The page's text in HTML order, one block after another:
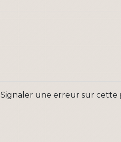
Signaler une erreur sur cette